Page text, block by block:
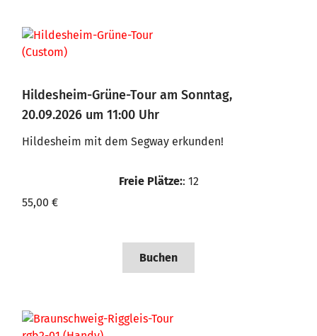
Hildesheim-Grüne-Tour am Sonntag,
20.09.2026 um 11:00 Uhr
Hildesheim mit dem Segway erkunden!
Freie Plätze:: 12
55,00 €
Buchen